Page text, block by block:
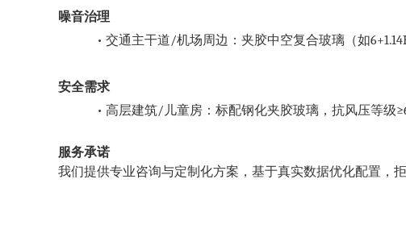
噪音治理
• 交通主干道/机场周边：夹胶中空复合玻璃（如
安全需求
• 高层建筑/儿童房：标配钢化夹胶玻璃，抗风压等级
服务承诺
我们提供专业咨询与定制化方案，基于真实数据优化配置，